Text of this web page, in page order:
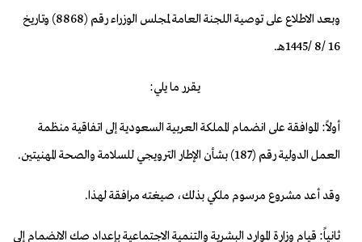
وبعد الاطلاع على توصية اللجنة العامة لمجلس الوزراء رقم (8868) وتاريخ
16
/
8
/
1445 هـ.
يقررما يلي:
أولاً: الموافقة على انضمام المملكة العربية السعودية إلى اتفاقية منظمة
العمل الدولية رقم (187) بشأن الإطار الترويجي للسلامة والصحة المهنيتين.
وقد أعد مشروع مرسوم ملكي بذلك، صيغته مرافقة لهذا.
ثانياً: قيام وزارة الموارد البشرية والتنمية الاجتماعية بإعداد صك الانضمام إلى